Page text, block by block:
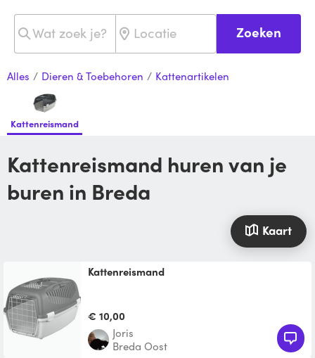
Zoeken
Alles / Dieren & Toebehoren / Kattenartikelen
Kattenreismand
Kattenreismand huren van je
buren in Breda
Kaart
Kattenreismand
€ 10,00
Joris
Breda Oost